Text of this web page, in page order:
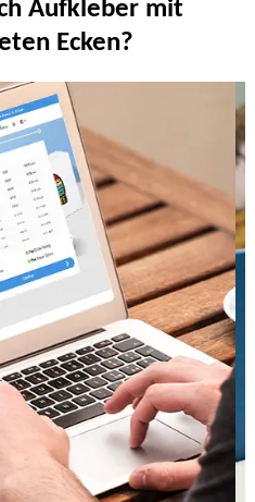
Aufkleber mit
Ecken?